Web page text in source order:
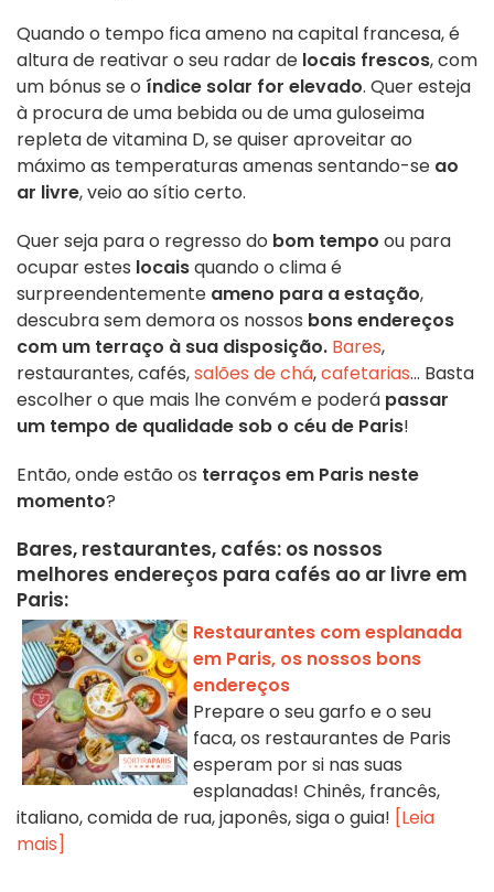
Quando o tempo fica ameno na capital francesa, é
altura de reativar o seu radar de locais frescos, com
um bónus se o índice solar for elevado. Quer esteja
à procura de uma bebida ou de uma guloseima
repleta de vitamina D, se quiser aproveitar ao
máximo as temperaturas amenas sentando-se ao
ar livre, veio ao sítio certo.
Quer seja para o regresso do bom tempo ou para
ocupar estes locaisquando o clima é
surpreendentemente ameno para a estação,
descubra sem demora os nossos bons endereços
com um terraço à sua disposição. Bares,
restaurantes, cafés,salões de chá,cafetarias... Basta
escolher o que mais lhe convém e poderá passar
um tempo de qualidade sob o céu de Paris!
Então, onde estão os terraços em Paris neste
momento?
Bares, restaurantes, cafés: os nossos
melhores endereços para cafés ao ar livre em
Paris:
Restaurantes com esplanada
em Paris, os nossos bons
endereços
Prepare o seu garfo e o seu
faca, os restaurantes de Paris
esperam por si nas suas
esplanadas! Chinês, francês,
italiano, comida de rua, japonês, siga o guia! [Leia
mais]